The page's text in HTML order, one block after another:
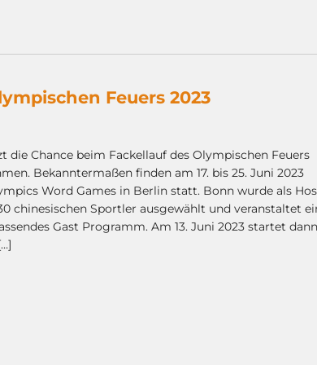
Feuers 2023
die Chance beim Fackellauf des Olympischen Feuers
Bekanntermaßen finden am 17. bis 25. Juni 2023
Word Games in Berlin statt. Bonn wurde als
chinesischen Sportler ausgewählt und veranstaltet
Gast Programm. Am 13. Juni 2023 startet dann